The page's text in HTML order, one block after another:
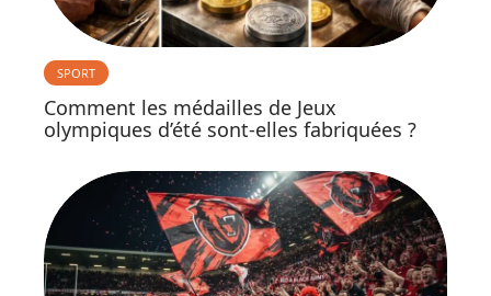
SPORT
Comment les médailles de Jeux
olympiques d’été sont-elles fabriquées ?